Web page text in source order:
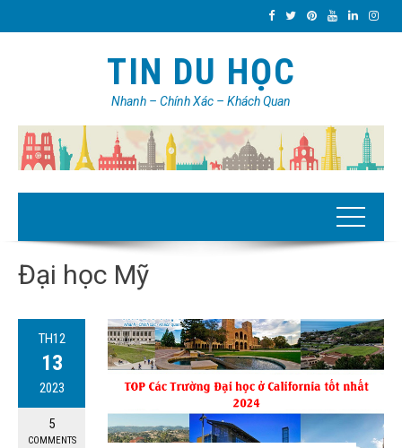
TIN DU HỌC
Nhanh – Chính Xác – Khách Quan
Đại học Mỹ
TH12
13
2023
5
COMMENTS